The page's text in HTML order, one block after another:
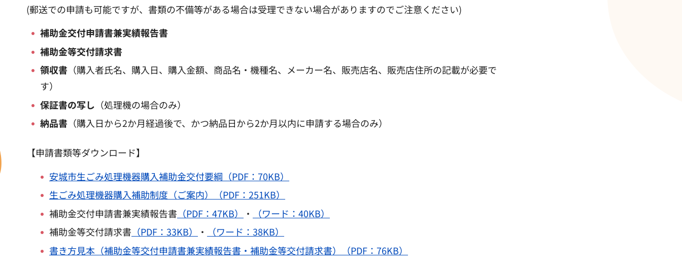
(郵送での申請も可能ですが、書類の不備等がある場合は受理できない場合がありますのでご注意ください)
補助金交付申請書兼実績報告書
補助金等交付請求書
領収書 （購入者氏名、購入日、購入金額、商品名・機種名、メーカー名、販売店名、販売店住所の記載が必要で
す）
保証書の写し （処理機の場合のみ）
納品書 （購入日から2か月経過後で、かつ納品日から2か月以内に申請する場合のみ）
【申請書類等ダウンロード】
安城市生ごみ処理機器購入補助金交付要綱（PDF：70KB）
生ごみ処理機器購入補助制度（ご案内）（PDF：251KB）
補助金交付申請書兼実績報告書 （PDF：47KB） ・
（ワード：40KB）
補助金等交付請求書 （PDF：33KB） ・
（ワード：38KB）
書き方見本（補助金等交付申請書兼実績報告書・補助金等交付請求書）（PDF：76KB）